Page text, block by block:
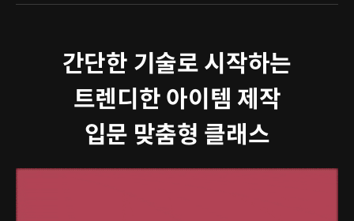
간단한 기술로 시작하는
트렌디한 아이템 제작
입문 맞춤형 클래스